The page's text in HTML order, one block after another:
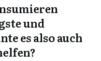
und
es also auch